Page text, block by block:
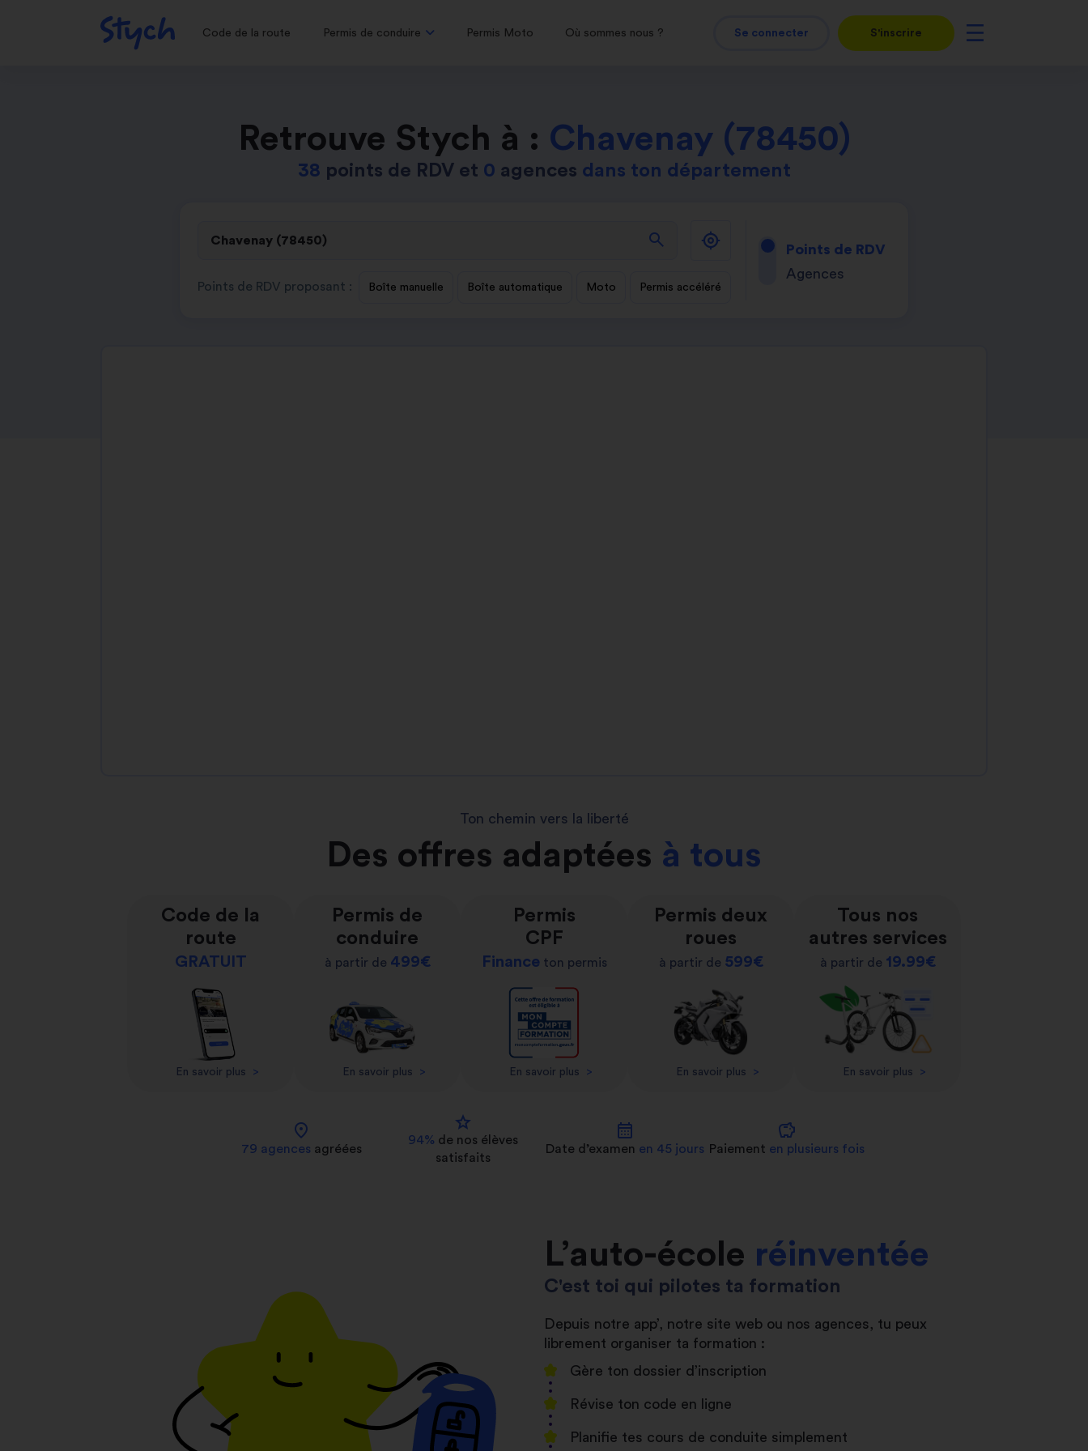
Code de la route Permis de conduire Permis Moto Où sommes nous ? Se connecter S'inscrire
Retrouve Stych à : Chavenay (78450)
38 points de RDV et 0 agences dans ton département
search
Points de RDV proposant : Boîte manuelle Boîte automatique Moto Permis accéléré
Points de RDV
Agences
Ton chemin vers la liberté
Des offres adaptées à tous
Code de la
route
GRATUIT
En savoir plus >
Permis de
conduire
à partir de 499€
En savoir plus >
Permis
CPF
Financeton permis
En savoir plus >
Permis deux
roues
à partir de 599€
En savoir plus >
Tous nos
autres services
à partir de 19.99€
En savoir plus >
location_on
79 agences agréées
star
94% de nos élèves
satisfaits
calendar_month
Date d’examen en 45 jours
savings
Paiement en plusieurs fois
L’auto-école réinventée
C'est toi qui pilotes ta formation
Depuis notre app’, notre site web ou nos agences, tu peux
librement organiser ta formation :
Gère ton dossier d’inscription
Révise ton code en ligne
Planifie tes cours de conduite simplement